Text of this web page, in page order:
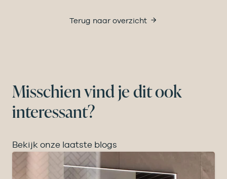
Terug naar overzicht
Misschien vind je dit ook
interessant?
Bekijk onze laatste blogs